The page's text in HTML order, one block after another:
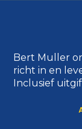
Bert Muller
richt in en
Inclusief